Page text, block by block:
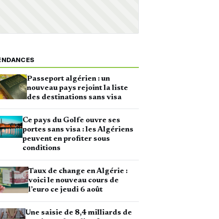
Passeport algérien : un
nouveau pays rejoint la liste
des destinations sans visa
Ce pays du Golfe ouvre ses
portes sans visa : les Algériens
peuvent en profiter sous
conditions
Taux de change en Algérie :
voici le nouveau cours de
l’euro ce jeudi 6 août
Une saisie de 8,4 milliards de